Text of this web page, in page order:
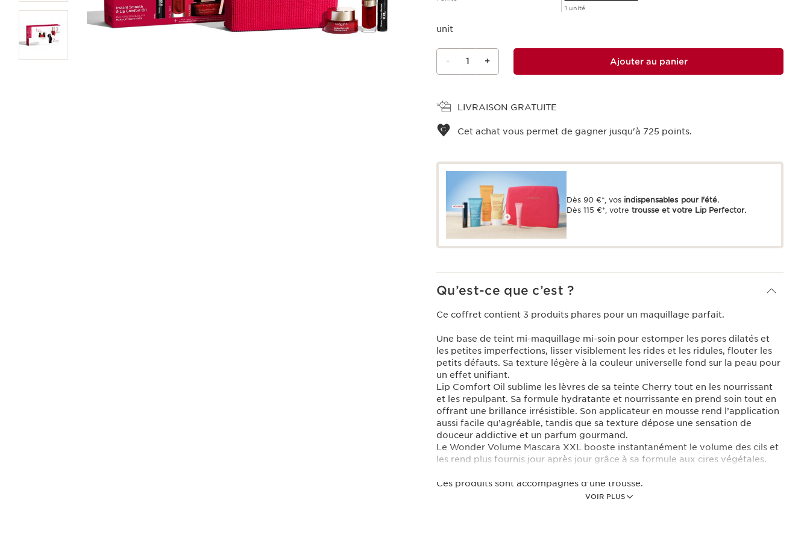
1 unité
unit
- 1 + Ajouter au panier
LIVRAISON GRATUITE
Cet achat vous permet de gagner jusqu'à 725 points.
Dès 90 €*, vos indispensables pour l'été.
Dès 115 €*, votre trousse et votre Lip Perfector.
Qu’est-ce que c’est ?
VOIR PLUS
Ce coffret contient 3 produits phares pour un maquillage parfait.
Une base de teint mi-maquillage mi-soin pour estomper les pores dilatés et
les petites imperfections, lisser visiblement les rides et les ridules, flouter les
petits défauts. Sa texture légère à la couleur universelle fond sur la peau pour
un effet unifiant.
Lip Comfort Oil sublime les lèvres de sa teinte Cherry tout en les nourrissant
et les repulpant. Sa formule hydratante et nourrissante en prend soin tout en
offrant une brillance irrésistible. Son applicateur en mousse rend l’application
aussi facile qu’agréable, tandis que sa texture dépose une sensation de
douceur addictive et un parfum gourmand.
Le Wonder Volume Mascara XXL booste instantanément le volume des cils et
les rend plus fournis jour après jour grâce à sa formule aux cires végétales.
Ces produits sont accompagnés d'une trousse.